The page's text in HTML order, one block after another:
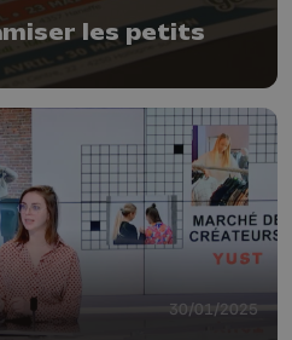
les petits
30/01/2025